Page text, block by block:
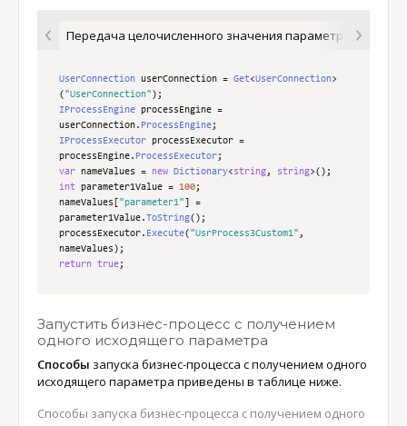
Передача целочисленного значения параметра
UserConnection userConnection = Get<UserConnection>
( "UserConnection" );
IProcessEngine processEngine =
userConnection. ProcessEngine;
IProcessExecutor processExecutor =
processEngine. ProcessExecutor;
var nameValues = new Dictionary<string, string>();
int parameter1Value = 100;
nameValues
"parameter1"
=
parameter1Value.ToString();
processExecutor. Execute( "UsrProcess3Custom1" ,
nameValues );
return true;
Запустить бизнес-процесс с получением
одного исходящего параметра
Способы запуска бизнес-процесса с получением одного
исходящего параметра приведены в таблице ниже.
Способы запуска бизнес-процесса с получением одного